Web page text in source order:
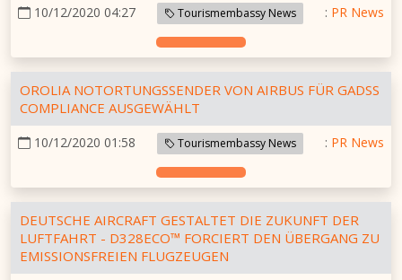
10/12/2020 04:27 Tourismembassy News : PR News
OROLIA NOTORTUNGSSENDER VON AIRBUS FÜR GADSS
COMPLIANCE AUSGEWÄHLT
10/12/2020 01:58 Tourismembassy News : PR News
DEUTSCHE AIRCRAFT GESTALTET DIE ZUKUNFT DER
LUFTFAHRT - D328ECO™ FORCIERT DEN ÜBERGANG ZU
EMISSIONSFREIEN FLUGZEUGEN